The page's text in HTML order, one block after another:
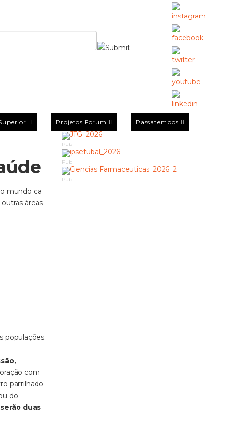
Projetos Forum Passatempos
mundo da
áreas
populações.
com
partilhado
do
duas
Pub
Pub
Pub